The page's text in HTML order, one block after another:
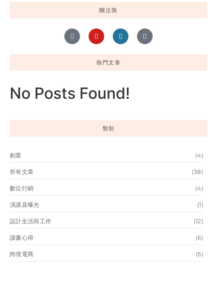
關注我
熱門文章
No Posts Found!
類別
創業 (4)
所有文章 (38)
數位行銷 (4)
演講及曝光 (1)
設計生活與工作 (12)
讀書心得 (6)
跨境電商 (5)